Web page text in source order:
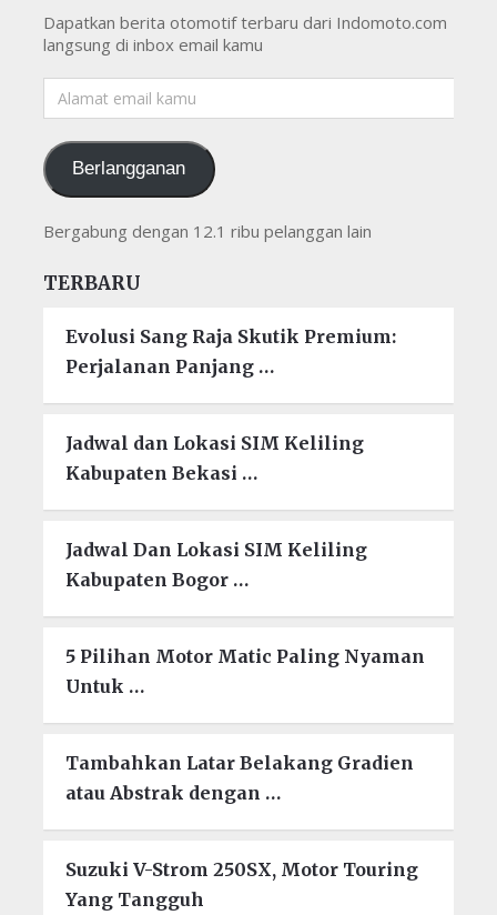
Dapatkan berita otomotif terbaru dari Indomoto.com
langsung di inbox email kamu
Alamat
email
Berlangganan
Bergabung dengan 12.1 ribu pelanggan lain
TERBARU
Evolusi Sang Raja Skutik Premium:
Perjalanan Panjang …
Jadwal dan Lokasi SIM Keliling
Kabupaten Bekasi …
Jadwal Dan Lokasi SIM Keliling
Kabupaten Bogor …
5 Pilihan Motor Matic Paling Nyaman
Untuk …
Tambahkan Latar Belakang Gradien
atau Abstrak dengan …
Suzuki V-Strom 250SX, Motor Touring
Yang Tangguh